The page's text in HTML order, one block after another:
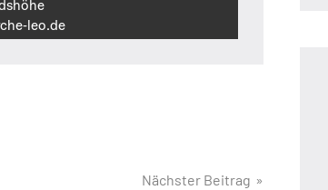
Nächster Beitrag